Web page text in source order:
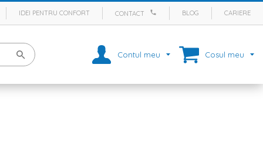
IDEI PENTRU CONFORT CONTACT BLOG CARIERE
Contul meu Cosul meu